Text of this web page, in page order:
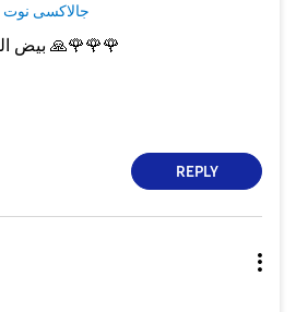
جالاكسى نوت
🙏🌹🌹🌹
REPLY